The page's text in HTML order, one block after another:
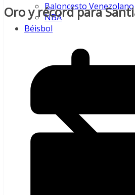
Baloncesto Venezolano
NBA
Béisbol
Oro y récord para